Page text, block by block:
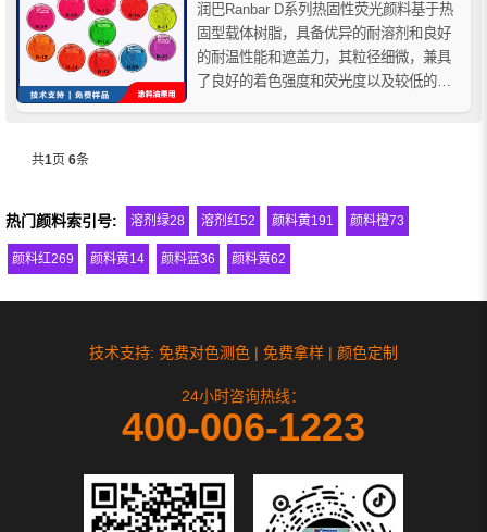
润巴Ranbar D系列热固性荧光颜料基于热
固型载体树脂，具备优异的耐溶剂和良好
的耐温性能和遮盖力，其粒径细微，兼具
了良好的着色强度和荧光度以及较低的渗
共1页 6条
热门颜料索引号: 溶剂绿28 溶剂红52 颜料黄191 颜料橙73
颜料红269 颜料黄14 颜料蓝36 颜料黄62
技术支持: 免费对色测色 | 免费拿样 | 颜色定制
24小时咨询热线：
400-006-1223